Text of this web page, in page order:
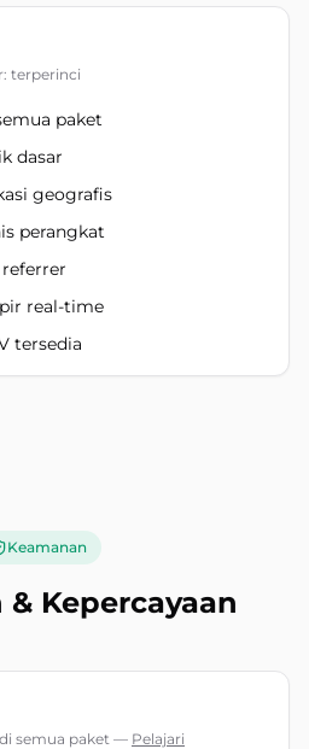
terperinci
paket
dasar
geografis
perangkat
real-time
tersedia
Keamanan
& Kepercayaan
semua paket — Pelajari